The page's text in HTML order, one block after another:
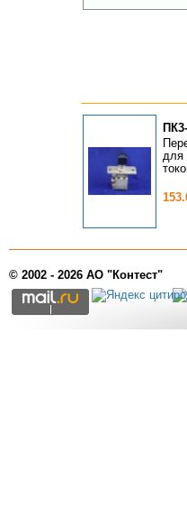
для
© 2002 - 2026 АО "Контест"